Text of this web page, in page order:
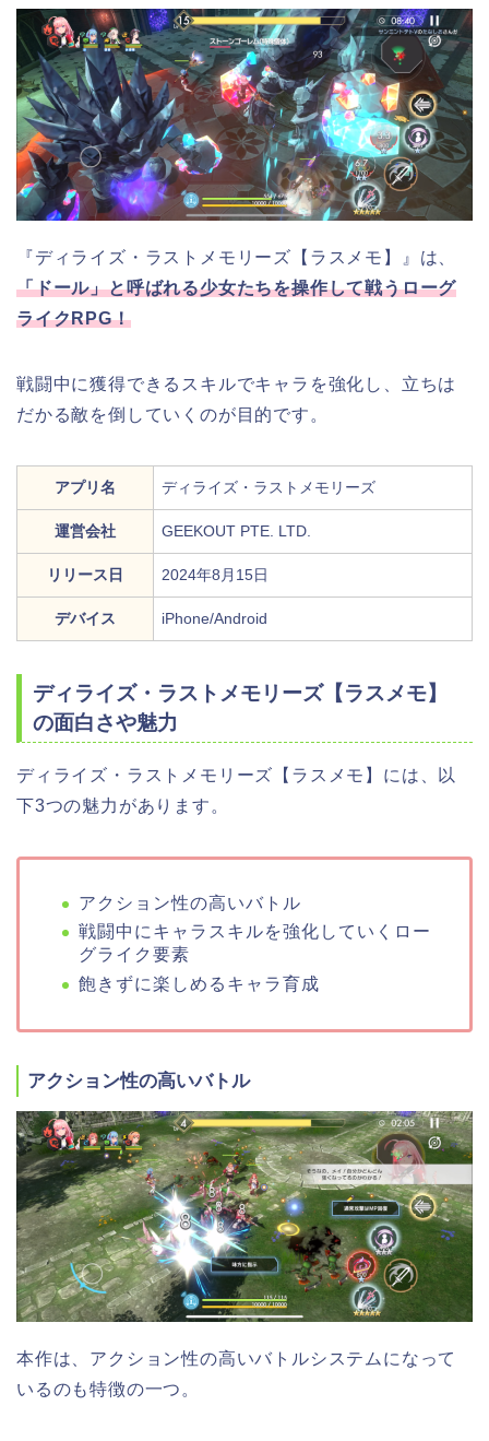
『ディライズ・ラストメモリーズ【ラスメモ】』は、
「ドール」と呼ばれる少女たちを操作して戦うローグ
ライクRPG！
戦闘中に獲得できるスキルでキャラを強化し、立ちは
だかる敵を倒していくのが目的です。
アプリ名 ディライズ・ラストメモリーズ
運営会社 GEEKOUT PTE. LTD.
リリース日 2024年8月15日
デバイス iPhone/Android
ディライズ・ラストメモリーズ【ラスメモ】
の面白さや魅力
ディライズ・ラストメモリーズ【ラスメモ】には、以
下3つの魅力があります。
アクション性の高いバトル
戦闘中にキャラスキルを強化していくロー
グライク要素
飽きずに楽しめるキャラ育成
アクション性の高いバトル
本作は、アクション性の高いバトルシステムになって
いるのも特徴の一つ。